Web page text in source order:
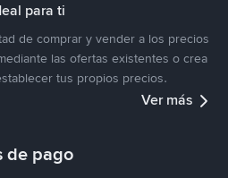
para ti
de comprar y vender a los precios
las ofertas existentes o crea
tus propios precios.
Ver más
de pago